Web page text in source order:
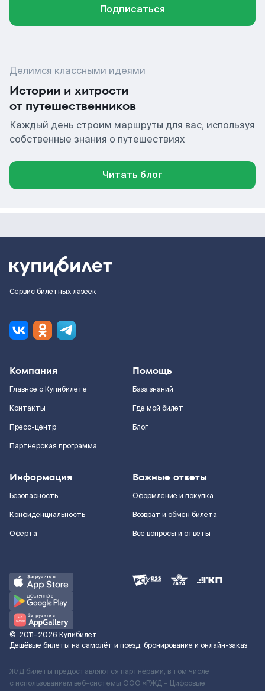
Подписаться
Делимся классными идеями
Истории и хитрости
от путешественников
Каждый день строим маршруты для вас, используя
собственные знания о путешествиях
Читать блог
Сервис билетных лазеек
Компания
Главное о Купибилете
Контакты
Пресс-центр
Партнерская программа
Помощь
База знаний
Где мой билет
Блог
Информация
Безопасность
Конфиденциальность
Оферта
Важные ответы
Оформление и покупка
Возврат и обмен билета
Все вопросы и ответы
© 2011–2026 Купибилет
Дешёвые билеты на самолёт и поезд, бронирование и онлайн-заказ
Ж/Д билеты предоставляются партнёрами, в том числе
с использованием веб-системы ООО «РЖД – Цифровые